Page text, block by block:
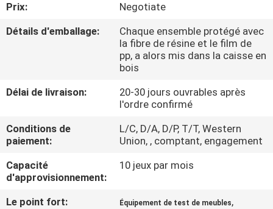
CONTRÔLE
DE
CONTACTEZ-
DEMANDEZ
UNE
CITATION
Prix:
Negotiate
Détails d'emballage:
Chaque ensemble protégé avec
la fibre de résine et le film de
pp, a alors mis dans la caisse en
bois
Délai de livraison:
20-30 jours ouvrables après
l'ordre confirmé
Conditions de
paiement:
L/C, D/A, D/P, T/T, Western
Union, , comptant, engagement
Capacité
d'approvisionnement:
10 jeux par mois
Le point fort: Équipement de test de meubles,